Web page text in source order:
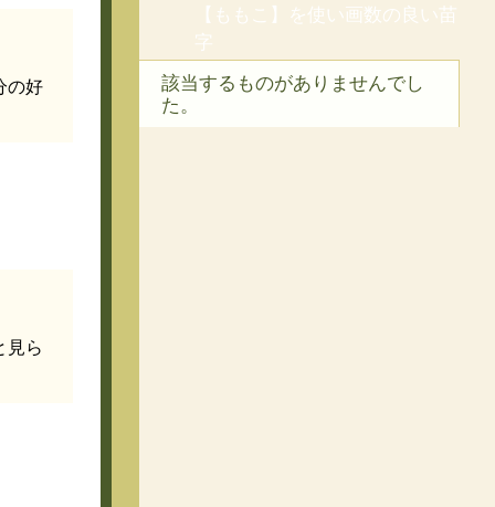
の好
見ら
【ももこ】を使い画数の良い苗
字
該当するものがありませんでし
た。